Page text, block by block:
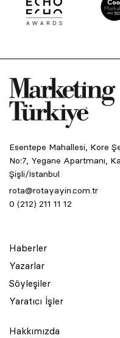
Esentepe Mahallesi, Kore
No:7, Yegane Apartmanı,
Şişli/İstanbul
rota@rotayayin.com.tr
0 (212) 211 11 12
Haberler
Yazarlar
Söyleşiler
Yaratıcı İşler
Hakkımızda